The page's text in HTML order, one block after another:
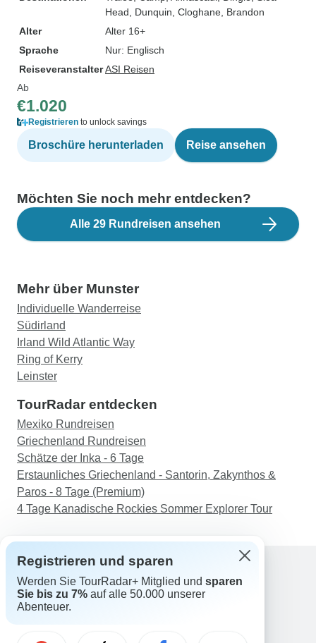
Head , Dunquin , Cloghane , Brandon
Alter
Alter 16+
Sprache
Nur: Englisch
ReiseveranstalterASI Reisen
Ab
€1.020
Registrieren to unlock savings
Broschüre herunterladen Reise ansehen
Möchten Sie noch mehr entdecken?
Alle 29 Rundreisen ansehen
Mehr über Munster
Individuelle Wanderreise
Südirland
Irland Wild Atlantic Way
Ring of Kerry
Leinster
TourRadar entdecken
Mexiko Rundreisen
Griechenland Rundreisen
Schätze der Inka - 6 Tage
Erstaunliches Griechenland - Santorin, Zakynthos &
Paros - 8 Tage (Premium)
4 Tage Kanadische Rockies Sommer Explorer Tour
Support
Kontakt
Registrieren und sparen
Werden Sie TourRadar+ Mitglied und sparen
Sie bis zu 7% auf alle 50.000 unserer
Abenteuer.